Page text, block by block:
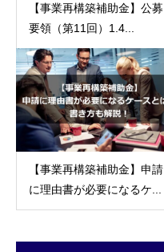
【事業再構築補助金】公募
要領（第11回）1.4...
【事業再構築補助金】申請
に理由書が必要になるケ...